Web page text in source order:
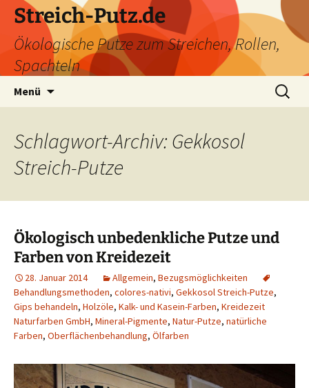
Zum
Inhalt
springen
Streich-Putz.de
Ökologische Putze zum Streichen, Rollen,
Spachteln
Menü
Suchen
nach:
Schlagwort-Archiv: Gekkosol
Streich-Putze
Ökologisch unbedenkliche Putze und
Farben von Kreidezeit
28. Januar 2014 Allgemein, Bezugsmöglichkeiten
Behandlungsmethoden, colores-nativi, Gekkosol Streich-Putze,
Gips behandeln, Holzöle, Kalk- und Kasein-Farben, Kreidezeit
Naturfarben GmbH, Mineral-Pigmente, Natur-Putze, natürliche
Farben, Oberflächenbehandlung, Ölfarben